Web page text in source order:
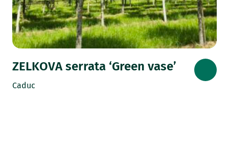
ZELKOVA serrata ‘Green vase’
Caduc